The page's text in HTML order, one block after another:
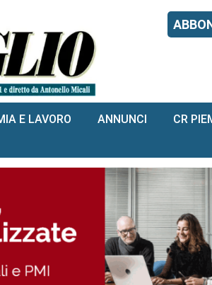
E LAVORO ANNUNCI CR